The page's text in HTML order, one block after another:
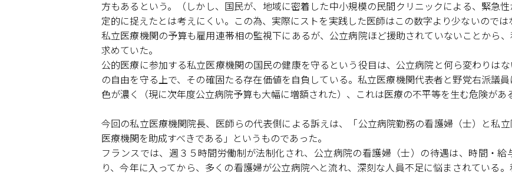
方もあるという。（しかし、国民が、地域に密着した中小規模の民間クリニックによる、緊急
定的に捉えたとは考えにくい。この為、実際にストを実践した医師はこの数字より少ないのでは
私立医療機関の予算も雇用連帯相の監視下にあるが、公立病院ほど援助されていないことから
求めていた。
公的医療に参加する私立医療機関の国民の健康を守るという役目は、公立病院と何ら変わりは
の自由を守る上で、その確固たる存在価値を自負している。私立医療機関代表者と野党右派議
色が濃く（現に次年度公立病院予算も大幅に増額された）、これは医療の不平等を生む危険があ
今回の私立医療機関院長、医師らの代表側による訴えは、「公立病院勤務の看護婦（士）と私
医療機関を助成すべきである」というものであった。
フランスでは、週３５時間労働制が法制化され、公立病院の看護婦（士）の待遇は、時間・
り、今年に入ってから、多くの看護婦が公立病院へと流れ、深刻な人員不足に悩まされている